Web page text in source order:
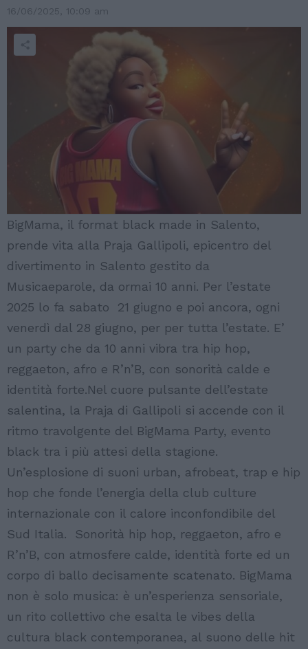
16/06/2025, 10:09 am
BigMama, il format black made in Salento,
prende vita alla Praja Gallipoli, epicentro del
divertimento in Salento gestito da
Musicaeparole, da ormai 10 anni. Per l’estate
2025 lo fa sabato 21 giugno e poi ancora, ogni
venerdì dal 28 giugno, per per tutta l’estate. E’
un party che da 10 anni vibra tra hip hop,
reggaeton, afro e R’n’B, con sonorità calde e
identità forte.Nel cuore pulsante dell’estate
salentina, la Praja di Gallipoli si accende con il
ritmo travolgente del BigMama Party, evento
black tra i più attesi della stagione.
Un’esplosione di suoni urban, afrobeat, trap e hip
hop che fonde l’energia della club culture
internazionale con il calore inconfondibile del
Sud Italia. Sonorità hip hop, reggaeton, afro e
R’n’B, con atmosfere calde, identità forte ed un
corpo di ballo decisamente scatenato. BigMama
non è solo musica: è un’esperienza sensoriale,
un rito collettivo che esalta le vibes della
cultura black contemporanea, al suono delle hit